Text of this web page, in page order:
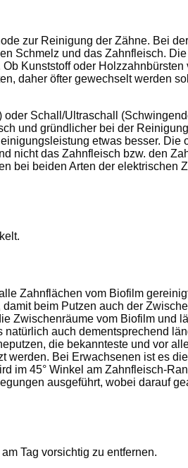
zur Reinigung der Zähne. Bei
Schmelz und das Zahnfleisch.
Kunststoff oder
daher öfter gewechselt werden
Schall/Ultraschall
und gründlicher bei der
etwas besser. Die
nicht das Zahnfleisch bzw. den
bei beiden Arten der elektrischen
Zahnflächen vom Biofilm
beim Putzen auch der
Zwischenräume vom Biofilm und
auch dementsprechend
die bekannteste und vor
Bei Erwachsenen ist es
im 45° Winkel am Zahnfleisch-
ausgeführt, wobei darauf
Tag vorsichtig zu entfernen.